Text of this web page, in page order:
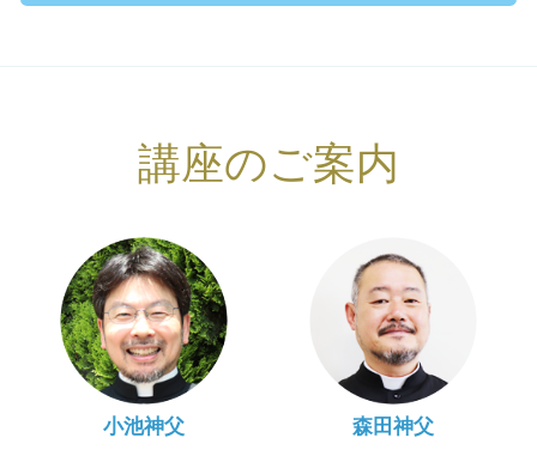
講座のご案内
小池神父 森田神父